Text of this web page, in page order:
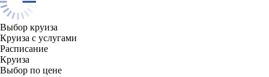
Выбор круиза
Круиза с услугами
Расписание
Круиза
Выбор по цене